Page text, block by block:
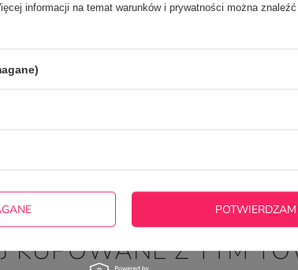
KUPOWANE Z TYM
informacji na temat warunków i prywatności można